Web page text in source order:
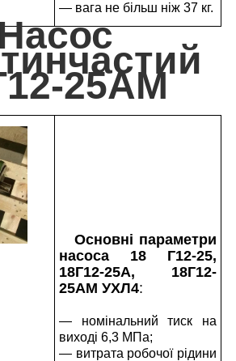
— вага не більш ніж 37 кг.
25АМ
Основні параметри
насоса 18 Г12-25,
18Г12-25А, 18Г12-
25АМ УХЛ4:
— номінальний тиск на
виході 6,3 МПа;
— витрата робочої рідини